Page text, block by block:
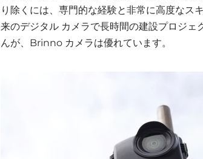
り除くには、専門的な経験と非常に高度なス
来のデジタル カメラで長時間の建設プロジ
んが、Brinno カメラは優れています。